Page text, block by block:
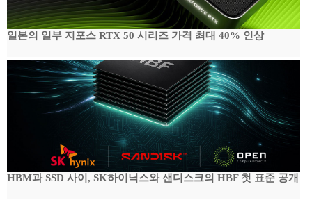
일본의 일부 지포스 RTX 50 시리즈 가격 최대 40% 인상
HBM과 SSD 사이, SK하이닉스와 샌디스크의 HBF 첫 표준 공개